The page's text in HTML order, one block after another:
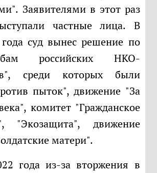
Заявителями в этот раз
частные лица. В
суд вынес решение по
российских НКО-
среди которых были
пыток", движение "За
комитет "Гражданское
"Экозащита", движение
матери".